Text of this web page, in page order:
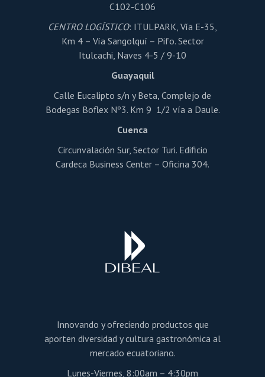
C102-C106
CENTRO LOGÍSTICO: ITULPARK, Vía E-35,
Km 4 – Vía Sangolquí – Pifo. Sector
Itulcachi, Naves 4-5 / 9-10
Guayaquil
Calle Eucalipto s/n y Beta, Complejo de
Bodegas Boflex Nº3. Km 9 1/2 vía a Daule.
Cuenca
Circunvalación Sur, Sector Turi. Edificio
Cardeca Business Center – Oficina 304.
Innovando y ofreciendo productos que
aporten diversidad y cultura gastronómica al
mercado ecuatoriano.
Lunes-Viernes, 8:00am – 4:30pm